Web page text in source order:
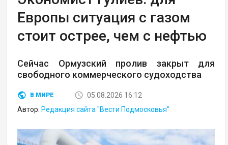
Европы ситуация с газом
стоит острее, чем с нефтью
Сейчас Ормузский пролив закрыт для
свободного коммерческого судоходства
В МИРЕ
05.08.2026 16:12
Автор: Редакция сайта "Вести Подмосковья"